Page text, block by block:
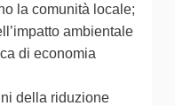
la comunità locale;
ambientale
di economia
della riduzione